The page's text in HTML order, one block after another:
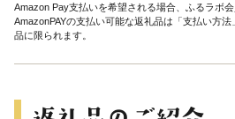
Amazon Pay支払いを希望される場合、ふるラボ会
AmazonPAYの支払い可能な返礼品は「支払い方
品に限られます。